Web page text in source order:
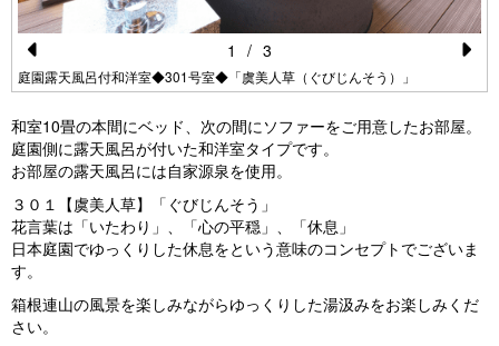
Pr
e
vi
o
u
s
庭園露天風呂付和洋室◆301号室◆「虞美人草（ぐびじんそう）」
xt
1 / 3
和室10畳の本間にベッド、次の間にソファーをご用意したお部屋。
庭園側に露天風呂が付いた和洋室タイプです。
お部屋の露天風呂には自家源泉を使用。
３０１【虞美人草】「ぐびじんそう」
花言葉は「いたわり」、「心の平穏」、「休息」
日本庭園でゆっくりした休息をという意味のコンセプトでございま
す。
箱根連山の風景を楽しみながらゆっくりした湯汲みをお楽しみくだ
さい。